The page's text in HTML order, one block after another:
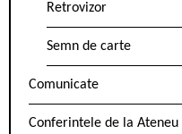
Retrovizor
Semn de carte
Comunicate
Conferintele de la Ateneu